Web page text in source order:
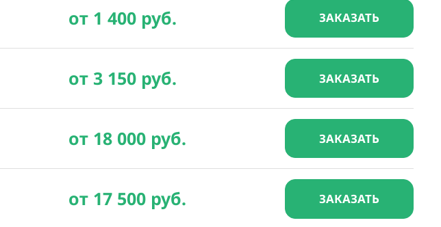
от 1 400 руб. ЗАКАЗАТЬ
от 3 150 руб. ЗАКАЗАТЬ
от 18 000 руб. ЗАКАЗАТЬ
от 17 500 руб. ЗАКАЗАТЬ